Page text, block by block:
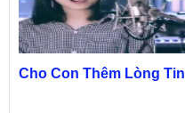
Cho Con Thêm Lòng Tin